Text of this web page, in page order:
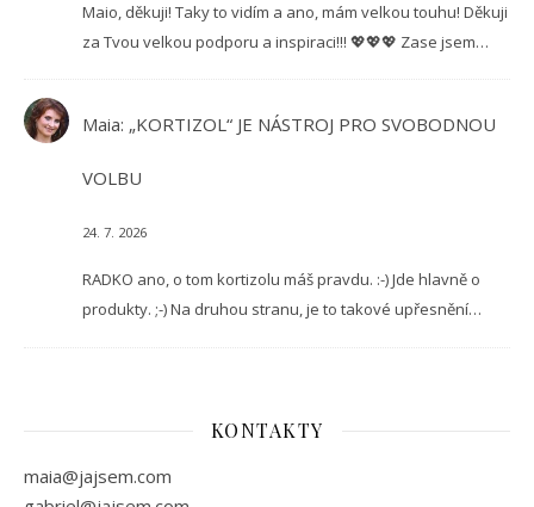
Maio, děkuji! Taky to vidím a ano, mám velkou touhu! Děkuji
za Tvou velkou podporu a inspiraci!!! 💖💖💖 Zase jsem…
Maia: „KORTIZOL“ JE NÁSTROJ PRO SVOBODNOU
VOLBU
24. 7. 2026
RADKO ano, o tom kortizolu máš pravdu. :-) Jde hlavně o
produkty. ;-) Na druhou stranu, je to takové upřesnění…
KONTAKTY
maia@jajsem.com